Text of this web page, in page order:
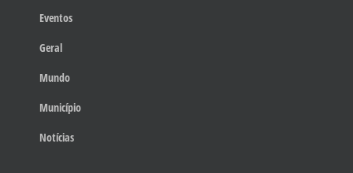
Eventos
Geral
Mundo
Município
Notícias